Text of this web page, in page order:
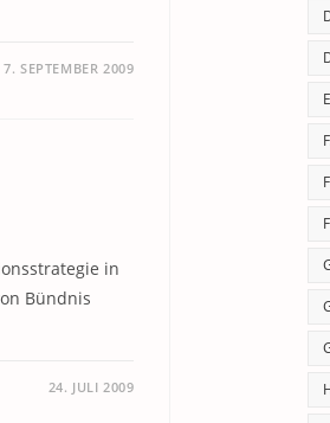
7. SEPTEMBER 2009
in
Bündnis
24. JULI 2009